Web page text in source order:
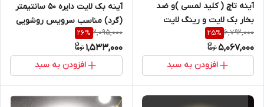
آینه تاچ ( کلید لمسی )و ضد
بخار بک لایت و رینگ لایت
روشویی سرویس بهداشتی و
اینه کنسول سری sl
6,792,000
25%
5,067,000
افزودن به سبد
آینه بک لایت دایره 50 سانتیمتر
(گرد) مناسب سرویس روشویی
و اینه کنسول
2,095,000
26%
1,533,000
افزودن به سبد